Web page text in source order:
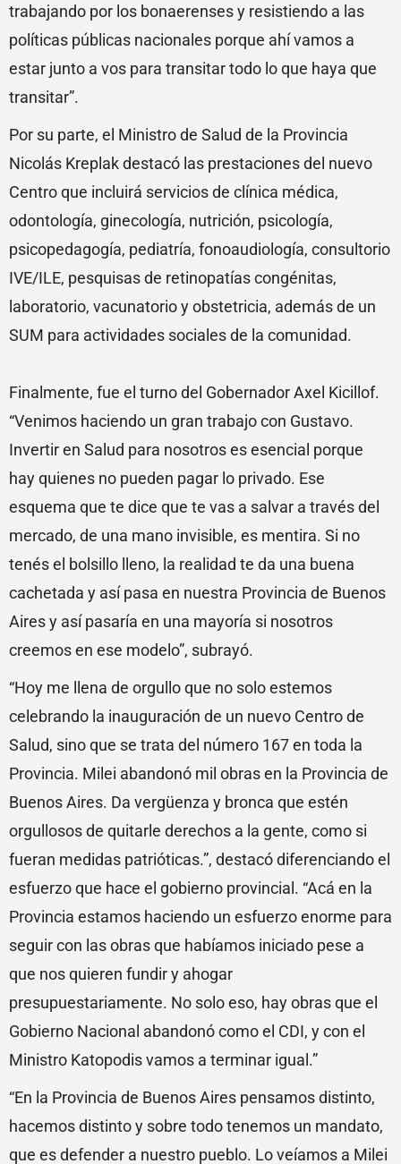
trabajando por los bonaerenses y resistiendo a las
políticas públicas nacionales porque ahí vamos a
estar junto a vos para transitar todo lo que haya que
transitar”.
Por su parte, el Ministro de Salud de la Provincia
Nicolás Kreplak destacó las prestaciones del nuevo
Centro que incluirá servicios de clínica médica,
odontología, ginecología, nutrición, psicología,
psicopedagogía, pediatría, fonoaudiología, consultorio
IVE/ILE, pesquisas de retinopatías congénitas,
laboratorio, vacunatorio y obstetricia, además de un
SUM para actividades sociales de la comunidad.
Finalmente, fue el turno del Gobernador Axel Kicillof.
“Venimos haciendo un gran trabajo con Gustavo.
Invertir en Salud para nosotros es esencial porque
hay quienes no pueden pagar lo privado. Ese
esquema que te dice que te vas a salvar a través del
mercado, de una mano invisible, es mentira. Si no
tenés el bolsillo lleno, la realidad te da una buena
cachetada y así pasa en nuestra Provincia de Buenos
Aires y así pasaría en una mayoría si nosotros
creemos en ese modelo”, subrayó.
“Hoy me llena de orgullo que no solo estemos
celebrando la inauguración de un nuevo Centro de
Salud, sino que se trata del número 167 en toda la
Provincia. Milei abandonó mil obras en la Provincia de
Buenos Aires. Da vergüenza y bronca que estén
orgullosos de quitarle derechos a la gente, como si
fueran medidas patrióticas.”, destacó diferenciando el
esfuerzo que hace el gobierno provincial. “Acá en la
Provincia estamos haciendo un esfuerzo enorme para
seguir con las obras que habíamos iniciado pese a
que nos quieren fundir y ahogar
presupuestariamente. No solo eso, hay obras que el
Gobierno Nacional abandonó como el CDI, y con el
Ministro Katopodis vamos a terminar igual.”
“En la Provincia de Buenos Aires pensamos distinto,
hacemos distinto y sobre todo tenemos un mandato,
que es defender a nuestro pueblo. Lo veíamos a Milei